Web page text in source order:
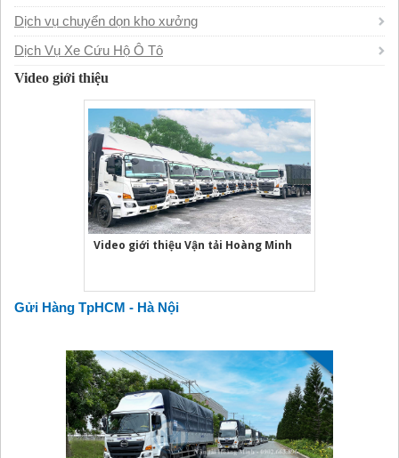
Dịch vụ chuyển dọn kho xưởng
Dịch Vụ Xe Cứu Hộ Ô Tô
Video giới thiệu
Video giới thiệu Vận tải Hoàng Minh
Gửi Hàng TpHCM - Hà Nội